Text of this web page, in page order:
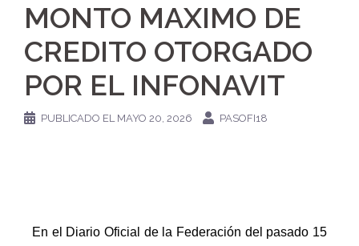
MONTO MAXIMO DE
CREDITO OTORGADO
POR EL INFONAVIT
PUBLICADO EL MAYO 20, 2026 PASOFI18
En el Diario Oficial de la Federación del pasado 15